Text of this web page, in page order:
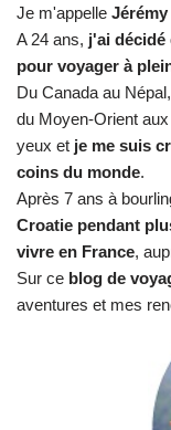
Je m'appelle Jérémy
A 24 ans, j'ai décidé
pour voyager à
Du Canada au
du Moyen-Orient
yeux et je me suis
coins du monde.
Après 7 ans à
Croatie pendant
vivre en France,
Sur ce blog de
aventures et mes